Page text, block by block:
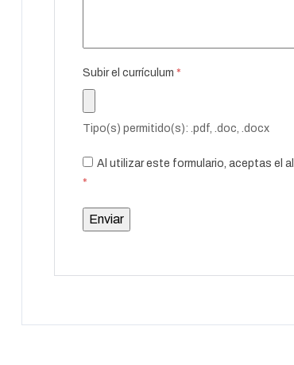
Subir el currículum *
Tipo(s) permitido(s): .pdf, .doc, .docx
Al utilizar este formulario, aceptas el
*